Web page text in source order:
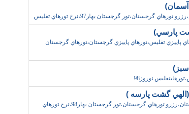
گرجستان،تور گرجستان بهار97،نرخ تورهاي تفليس
پاييزي تفليس،تورهاي پاييزي گرجستان،تورهاي گرجستان
نوروز98
تورهاي پاييزي گرجستان،تورهاي ارزان گرجستان،رزرو تورهاي گرجستان،تور گرجستان بهار98،نرخ تورهاي